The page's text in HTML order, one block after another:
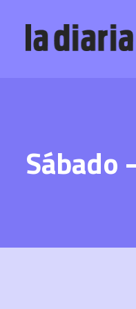
Sábado